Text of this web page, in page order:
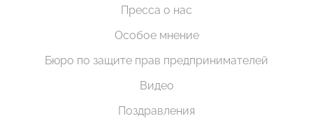
Пресса о нас
Особое мнение
Бюро по защите прав предпринимателей
Видео
Поздравления